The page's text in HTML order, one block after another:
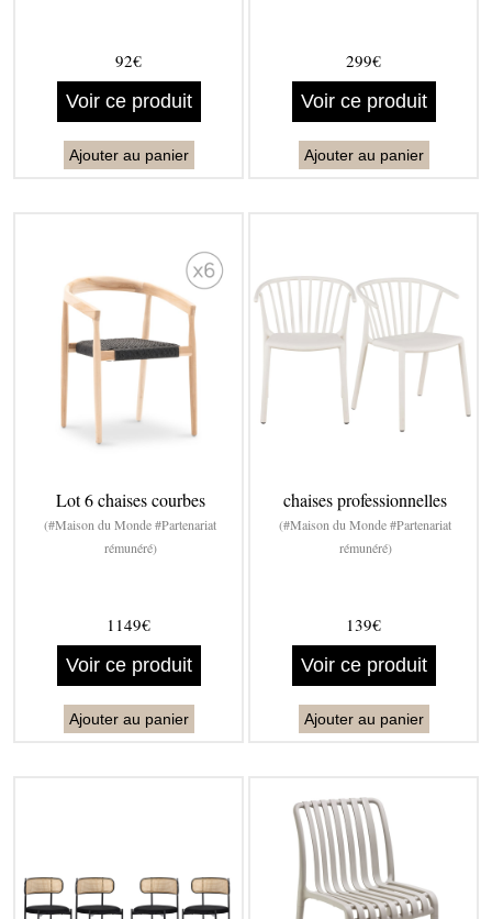
92€
Voir ce produit
Ajouter au panier
299€
Voir ce produit
Ajouter au panier
Lot 6 chaises courbes
(#Maison du Monde #Partenariat
rémunéré)
1149€
Voir ce produit
Ajouter au panier
chaises professionnelles
(#Maison du Monde #Partenariat
rémunéré)
139€
Voir ce produit
Ajouter au panier